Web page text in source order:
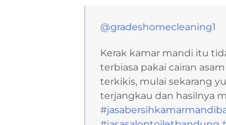
@gradeshomecleaning1
Kerak kamar mandi itu
terbiasa pakai cairan
terkikis, mulai sekarang
terjangkau dan hasilnya